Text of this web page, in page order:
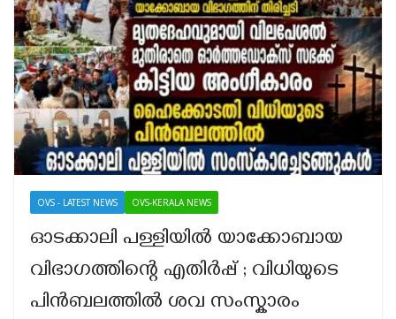
OVS - LATEST NEWS OVS-KERALA NEWS
ഓടക്കാലി പള്ളിയിൽ യാക്കോബായ
വിഭാഗത്തിന്റെ എതിർപ്പ് ; വിധിയുടെ
പിൻബലത്തിൽ ശവ സംസ്കാരം